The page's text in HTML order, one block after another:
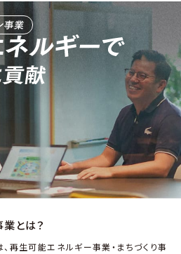
とは？
再生可能エネルギー事業・まちづくり事